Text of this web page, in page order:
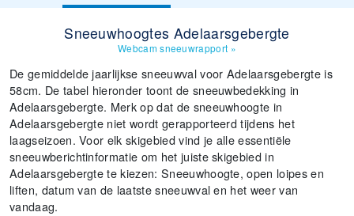
Sneeuwhoogtes Adelaarsgebergte
Webcam sneeuwrapport »
De gemiddelde jaarlijkse sneeuwval voor Adelaarsgebergte is
58cm. De tabel hieronder toont de sneeuwbedekking in
Adelaarsgebergte. Merk op dat de sneeuwhoogte in
Adelaarsgebergte niet wordt gerapporteerd tijdens het
laagseizoen. Voor elk skigebied vind je alle essentiële
sneeuwberichtinformatie om het juiste skigebied in
Adelaarsgebergte te kiezen: Sneeuwhoogte, open loipes en
liften, datum van de laatste sneeuwval en het weer van
vandaag.